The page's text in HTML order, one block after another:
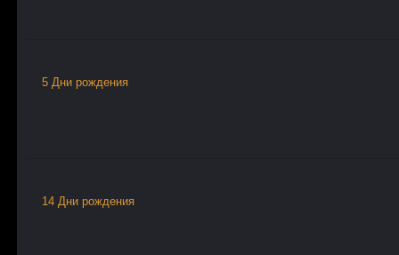
5 Дни рождения
14 Дни рождения